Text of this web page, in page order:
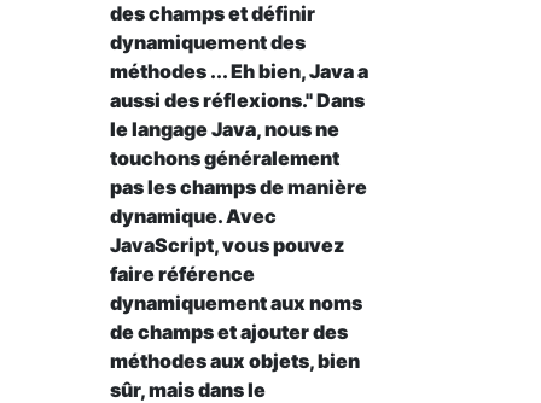
des champs et définir
dynamiquement des
méthodes ... Eh bien, Java a
aussi des réflexions." Dans
le langage Java, nous ne
touchons généralement
pas les champs de manière
dynamique. Avec
JavaScript, vous pouvez
faire référence
dynamiquement aux noms
de champs et ajouter des
méthodes aux objets, bien
sûr, mais dans le